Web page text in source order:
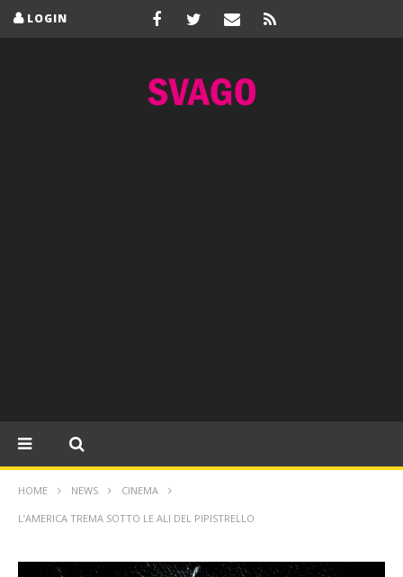
LOGIN
HOME NEWS CINEMA
L’AMERICA TREMA SOTTO LE ALI DEL PIPISTRELLO